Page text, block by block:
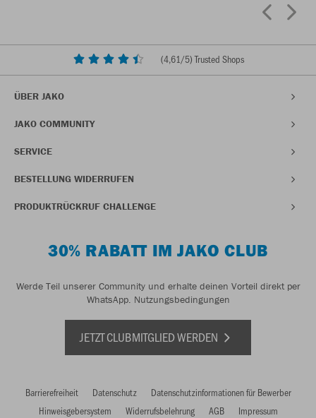
(4,61/5) Trusted Shops
ÜBER JAKO
JAKO COMMUNITY
SERVICE
BESTELLUNG WIDERRUFEN
PRODUKTRÜCKRUF CHALLENGE
30% RABATT IM JAKO CLUB
Werde Teil unserer Community und erhalte deinen Vorteil direkt per
WhatsApp. Nutzungsbedingungen
JETZT CLUBMITGLIED WERDEN
Barrierefreiheit Datenschutz
Datenschutzinformationen für Bewerber
Hinweisgebersystem
Widerrufsbelehrung AGB Impressum